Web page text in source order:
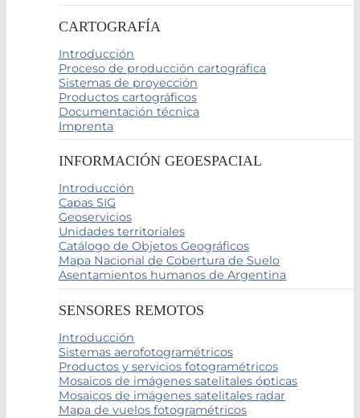
CARTOGRAFÍA
Introducción
Proceso de producción cartográfica
Sistemas de proyección
Productos cartográficos
Documentación técnica
Imprenta
INFORMACIÓN GEOESPACIAL
Introducción
Capas SIG
Geoservicios
Unidades territoriales
Catálogo de Objetos Geográficos
Mapa Nacional de Cobertura de Suelo
Asentamientos humanos de Argentina
SENSORES REMOTOS
Introducción
Sistemas aerofotogramétricos
Productos y servicios fotogramétricos
Mosaicos de imágenes satelitales ópticas
Mosaicos de imágenes satelitales radar
Mapa de vuelos fotogramétricos